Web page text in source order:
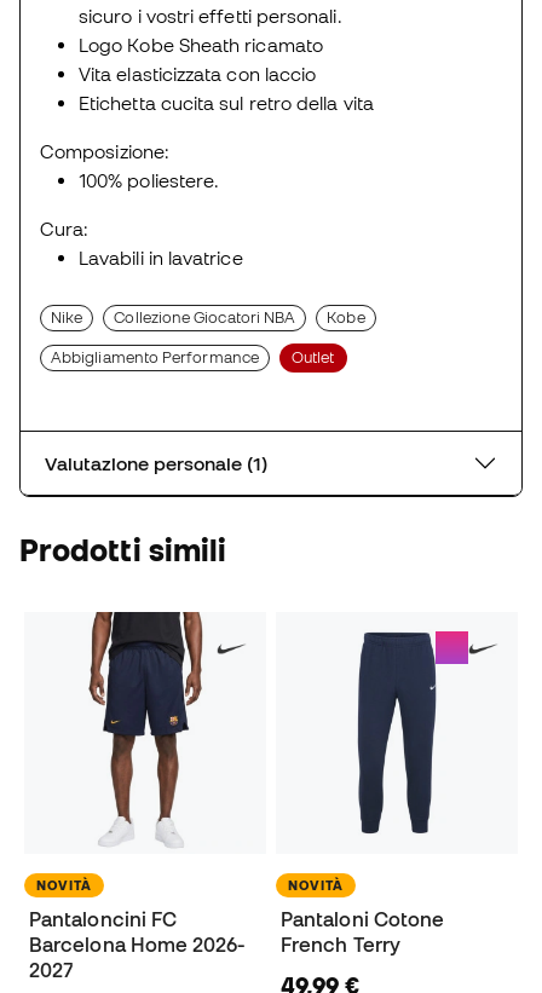
sicuro i vostri effetti personali.
Logo Kobe Sheath ricamato
Vita elasticizzata con laccio
Etichetta cucita sul retro della vita
Composizione:
100% poliestere.
Cura:
Lavabili in lavatrice
Nike Collezione Giocatori NBA Kobe
Abbigliamento Performance Outlet
Valutazione personale (1)
Prodotti simili
NOVITÀ
Pantaloncini FC
Barcelona Home 2026-
2027
NOVITÀ
Pantaloni Cotone
French Terry
49,99 €